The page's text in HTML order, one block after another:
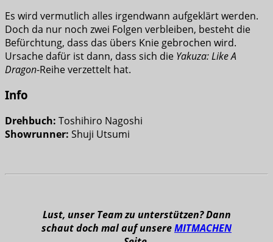
Es wird vermutlich alles irgendwann aufgeklärt werden.
Doch da nur noch zwei Folgen verbleiben, besteht die
Befürchtung, dass das übers Knie gebrochen wird.
Ursache dafür ist dann, dass sich die Yakuza: Like A
Dragon-Reihe verzettelt hat.
Info
Drehbuch: Toshihiro Nagoshi
Showrunner: Shuji Utsumi
Lust, unser Team zu unterstützen? Dann
schaut doch mal auf unsereMITMACHEN